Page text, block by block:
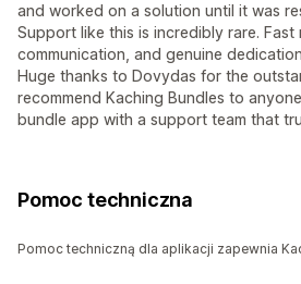
and worked on a solution until it was
Support like this is incredibly rare. Fast
communication, and genuine
Huge thanks to Dovydas for the
recommend Kaching Bundles to
bundle app with a support team that
Pomoc techniczna
Pomoc techniczną dla aplikacji zapewnia